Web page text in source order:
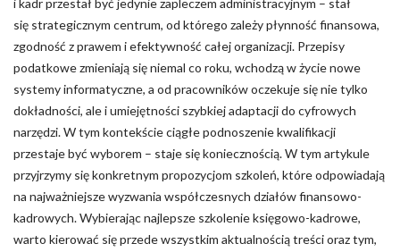
i kadr przestał być jedynie zapleczem administracyjnym – stał
się strategicznym centrum, od którego zależy płynność finansowa,
zgodność z prawem i efektywność całej organizacji. Przepisy
podatkowe zmieniają się niemal co roku, wchodzą w życie nowe
systemy informatyczne, a od pracowników oczekuje się nie tylko
dokładności, ale i umiejętności szybkiej adaptacji do cyfrowych
narzędzi. W tym kontekście ciągłe podnoszenie kwalifikacji
przestaje być wyborem – staje się koniecznością. W tym artykule
przyjrzymy się konkretnym propozycjom szkoleń, które odpowiadają
na najważniejsze wyzwania współczesnych działów finansowo-
kadrowych. Wybierając najlepsze szkolenie księgowo-kadrowe,
warto kierować się przede wszystkim aktualnością treści oraz tym,
reklam, które są istotne i interesujące dla poszczególnych
użytkowników i tym samym bardziej cenne dla wydawców i
reklamodawców strony trzeciej.
Nieklasyfikowane
Nieklasyfikowane pliki cookie, to pliki, które są w procesie
klasyfikowania, wraz z dostawcami poszczególnych ciasteczek.
Odrzuć
Zapisz moje preferencje